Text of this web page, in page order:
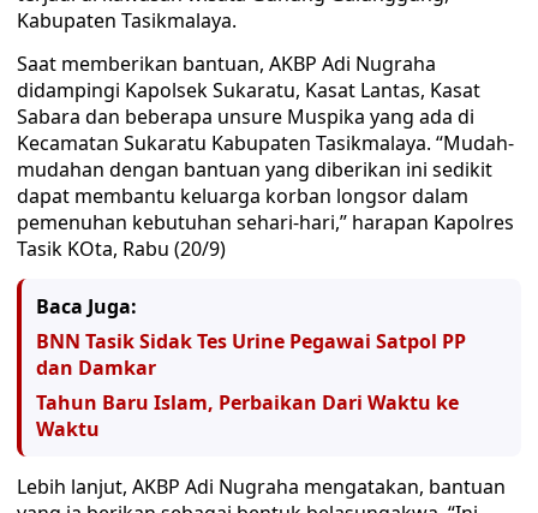
Kabupaten Tasikmalaya.
Saat memberikan bantuan, AKBP Adi Nugraha
didampingi Kapolsek Sukaratu, Kasat Lantas, Kasat
Sabara dan beberapa unsure Muspika yang ada di
Kecamatan Sukaratu Kabupaten Tasikmalaya. “Mudah-
mudahan dengan bantuan yang diberikan ini sedikit
dapat membantu keluarga korban longsor dalam
pemenuhan kebutuhan sehari-hari,” harapan Kapolres
Tasik KOta, Rabu (20/9)
Baca Juga:
BNN Tasik Sidak Tes Urine Pegawai Satpol PP
dan Damkar
Tahun Baru Islam, Perbaikan Dari Waktu ke
Waktu
Lebih lanjut, AKBP Adi Nugraha mengatakan, bantuan